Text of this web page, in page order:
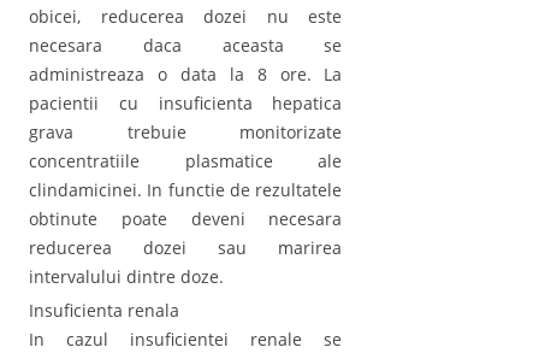
obicei, reducerea dozei nu este
necesara daca aceasta se
administreaza o data la 8 ore. La
pacientii cu insuficienta hepatica
grava trebuie monitorizate
concentratiile plasmatice ale
clindamicinei. In functie de rezultatele
obtinute poate deveni necesara
reducerea dozei sau marirea
intervalului dintre doze.
Insuficienta renala
In cazul insuficientei renale se